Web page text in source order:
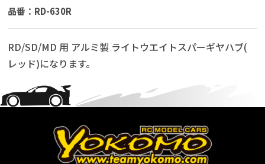
品番：RD-630R
RD/SD/MD 用 アルミ製 ライトウエイトスパーギヤハブ(
レッド)になります。